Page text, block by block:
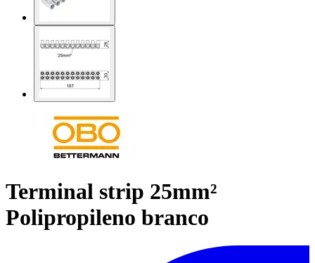
Terminal strip 25mm²
Polipropileno branco